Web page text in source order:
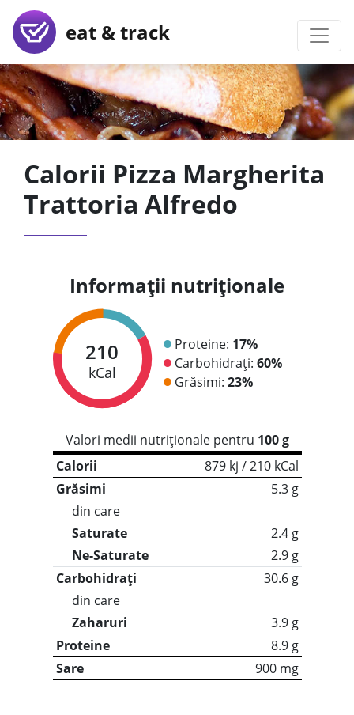
eat & track
Calorii Pizza Margherita
Trattoria Alfredo
Informații nutriționale
210
kCal
Proteine: 17%
Carbohidrați: 60%
Grăsimi: 23%
Valori medii nutriționale pentru 100 g
Calorii
879 kj / 210 kCal
Grăsimi
5.3 g
din care
Saturate
2.4 g
Ne-Saturate
2.9 g
Carbohidrați
30.6 g
din care
Zaharuri
3.9 g
Proteine
8.9 g
Sare
900 mg